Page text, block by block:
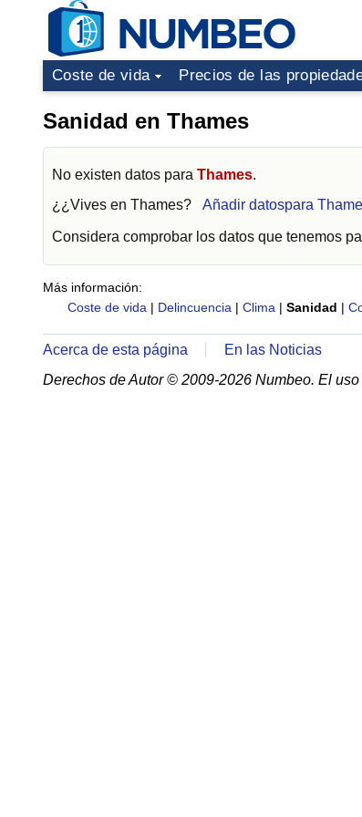
Coste de vida Precios de las
Sanidad en Thames
No existen datos para Thames.
¿¿Vives en Thames? Añadir datospara
Considera comprobar los datos que tenemos
Más información:
Coste de vida | Delincuencia | Clima | Sanidad |
Acerca de esta página
En las Noticias
Derechos de Autor © 2009-2026 Numbeo. El